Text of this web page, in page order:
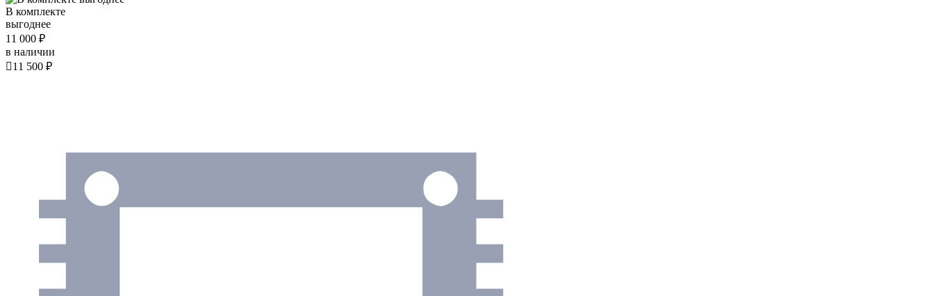
В комплекте
выгоднее
11 000 ₽
в наличии
11 500 ₽